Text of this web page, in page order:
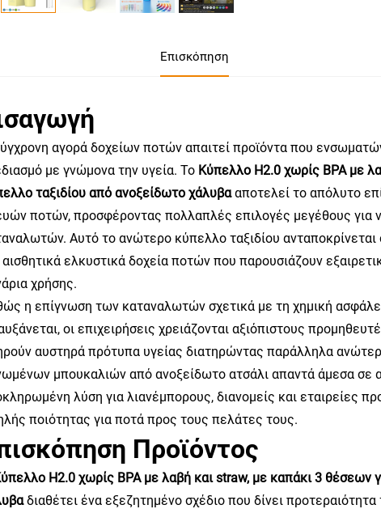
Επισκόπηση
αγορά δοχείων ποτών απαιτεί προϊόντα που
με γνώμονα την υγεία. Το Κύπελλο H2.0 χωρίς BPA με
ταξιδίου από ανοξείδωτο χάλυβααποτελεί το απόλυτο
ποτών, προσφέροντας πολλαπλές επιλογές μεγέθους για
Αυτό το ανώτερο κύπελλο ταξιδίου
αισθητικά ελκυστικά δοχεία ποτών που παρουσιάζουν
χρήσης.
η επίγνωση των καταναλωτών σχετικά με τη χημική
οι επιχειρήσεις χρειάζονται αξιόπιστους
αυστηρά πρότυπα υγείας διατηρώντας παράλληλα
μπουκαλιών από ανοξείδωτο ατσάλι απαντά άμεσα σε
λύση για λιανέμπορους, διανομείς και εταιρείες
ποιότητας για ποτά προς τους πελάτες τους.
Προϊόντος
H2.0 χωρίς BPA με λαβή και straw, με καπάκι 3 θέσεων
διαθέτει ένα εξεζητημένο σχέδιο που δίνει